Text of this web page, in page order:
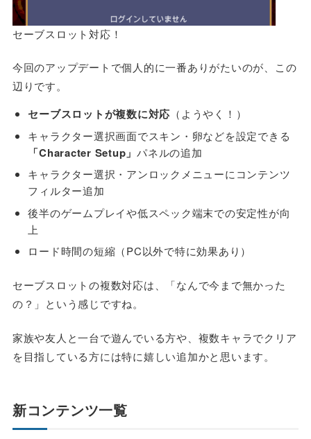
セーブスロット対応！
今回のアップデートで個人的に一番ありがたいのが、この
辺りです。
セーブスロットが複数に対応 （ようやく！）
キャラクター選択画面でスキン・卵などを設定できる
「Character Setup」パネルの追加
キャラクター選択・アンロックメニューにコンテンツ
フィルター追加
後半のゲームプレイや低スペック端末での安定性が向
上
ロード時間の短縮（PC以外で特に効果あり）
セーブスロットの複数対応は、「なんで今まで無かった
の？」という感じですね。
家族や友人と一台で遊んでいる方や、複数キャラでクリア
を目指している方には特に嬉しい追加かと思います。
新コンテンツ一覧